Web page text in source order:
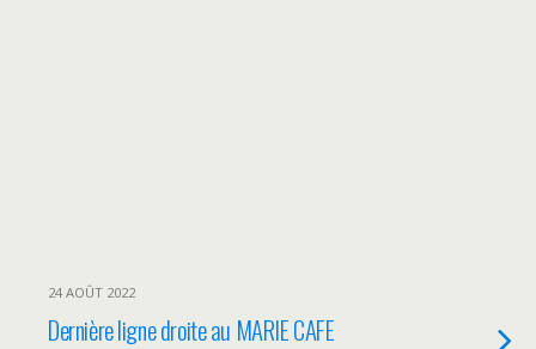
24 AOÛT 2022
Dernière ligne droite au MARIE CAFE